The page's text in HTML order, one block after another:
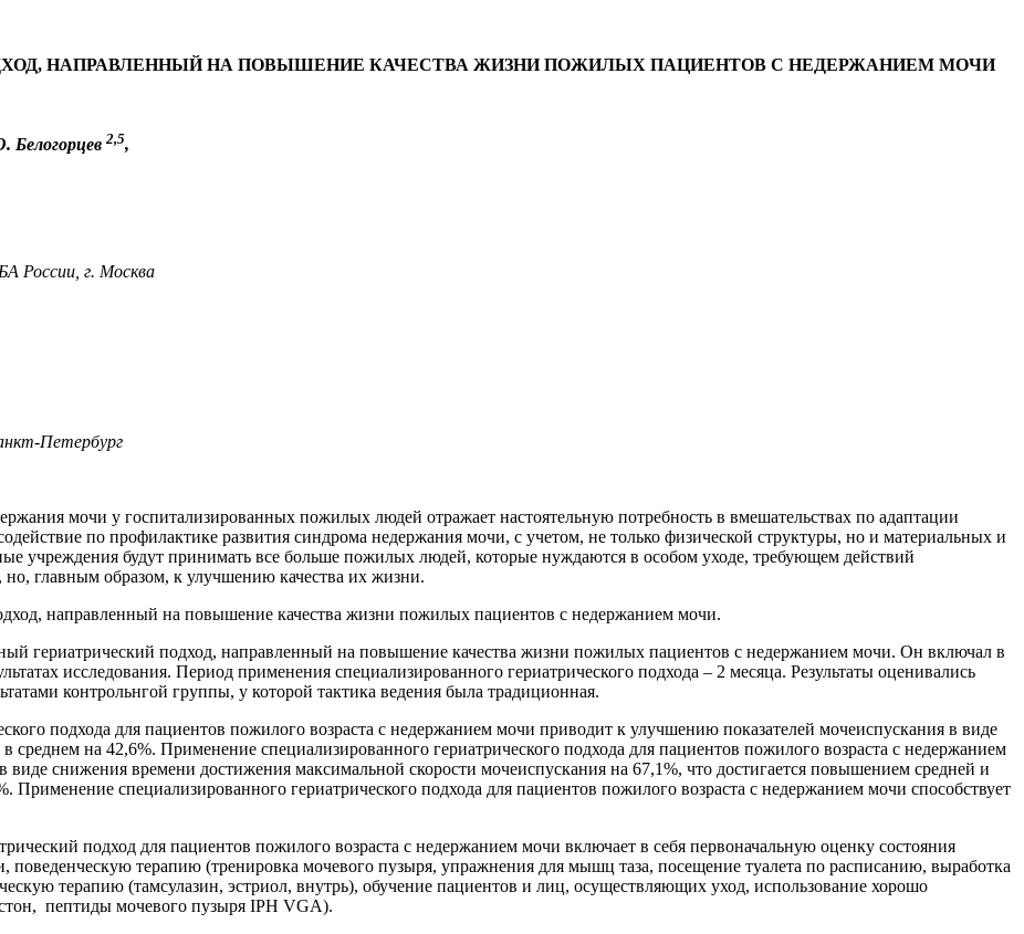
НАПРАВЛЕННЫЙ НА ПОВЫШЕНИЕ КАЧЕСТВА ЖИЗНИ ПОЖИЛЫХ ПАЦИЕНТОВ С НЕДЕРЖАНИЕМ МОЧИ
Белогорцев 2,5,
России, г. Москва
Петербург
мочи у госпитализированных пожилых людей отражает настоятельную потребность в вмешательствах по адаптации
по профилактике развития синдрома недержания мочи, с учетом, не только физической структуры, но и материальных и
учреждения будут принимать все больше пожилых людей, которые нуждаются в особом уходе, требующем действий
главным образом, к улучшению качества их жизни.
направленный на повышение качества жизни пожилых пациентов с недержанием мочи.
гериатрический подход, направленный на повышение качества жизни пожилых пациентов с недержанием мочи. Он включал в
исследования. Период применения специализированного гериатрического подхода – 2 месяца. Результаты оценивались
контрольнгой группы, у которой тактика ведения была традиционная.
подхода для пациентов пожилого возраста с недержанием мочи приводит к улучшению показателей мочеиспускания в виде
на 42,6%. Применение специализированного гериатрического подхода для пациентов пожилого возраста с недержанием
снижения времени достижения максимальной скорости мочеиспускания на 67,1%, что достигается повышением средней и
Применение специализированного гериатрического подхода для пациентов пожилого возраста с недержанием мочи способствует
подход для пациентов пожилого возраста с недержанием мочи включает в себя первоначальную оценку состояния
поведенческую терапию (тренировка мочевого пузыря, упражнения для мышц таза, посещение туалета по расписанию, выработка
терапию (тамсулазин, эстриол, внутрь), обучение пациентов и лиц, осуществляющих уход, использование хорошо
пептиды мочевого пузыря IPH VGA).